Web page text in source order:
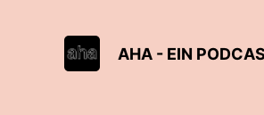
AHA - EIN